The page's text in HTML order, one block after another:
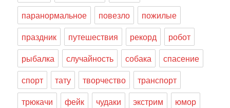
паранормальное
повезло
пожилые
праздник
путешествия рекорд
робот
рыбалка
случайность собака
спасение
спорт
тату творчество
транспорт
трюкачи
фейк чудаки экстрим юмор